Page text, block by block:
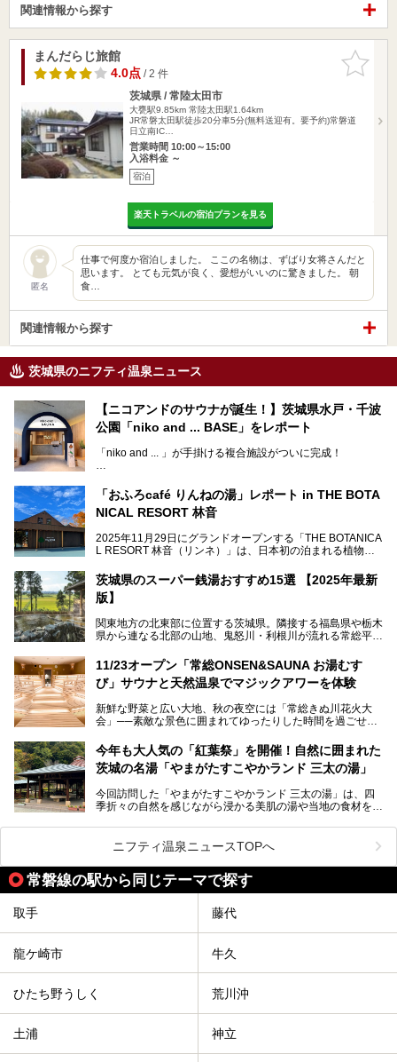
関連情報から探す
お気に入
りに追加
まんだらじ旅館
4.0点/ 2 件
茨城県 / 常陸太田市
大甕駅9.85km 常陸太田駅1.64km
JR常磐太田駅徒歩20分車5分(無料送迎有。要予約)常磐道
日立南IC…
営業時間 10:00～15:00
入浴料金 ～
宿泊
楽天トラベルの宿泊プランを見る
匿名
仕事で何度か宿泊しました。 ここの名物は、ずばり女将さんだと
思います。 とても元気が良く、愛想がいいのに驚きました。 朝
食…
関連情報から探す
茨城県のニフティ温泉ニュース
【ニコアンドのサウナが誕生！】茨城県水戸・千波
公園「niko and ... BASE」をレポート
「niko and ... 」が手掛ける複合施設がついに完成！
茨城県水戸・千波公園に2026年4月23日（木）待望のオー
プンを迎えます。
この記事では、オープンに先駆けプレス向けに行われた体験
施設を体験してきました！
「おふろcafé りんねの湯」レポート in THE BOTA
NICAL RESORT 林音
2025年11月29日にグランドオープンする「THE BOTANICA
L RESORT 林音（リンネ）」は、日本初の泊まれる植物
験型リゾートです。その中でも注目されているのが「おふろ
café りんねの湯」。内覧会に参加して、ひと足お先に体験
してきました。
茨城県のスーパー銭湯おすすめ15選 【2025年最新
版】
関東地方の北東部に位置する茨城県。隣接する福島県や栃木
県から連なる北部の山地、鬼怒川・利根川が流れる常総平野
に日立や大洗、鹿島など数々の漁港が並ぶ東部の太平洋岸
と、同じ県内でもさまざまな景色を見られるのが魅力です。
が特徴的。なかでもおすすめのスーパー銭湯をご紹介しま
す。
11/23オープン「常総ONSEN&SAUNA お湯むす
び」サウナと天然温泉でマジックアワーを体験
新鮮な野菜と広い大地、秋の夜空には「常総きぬ川花火大
会」──素敵な景色に囲まれてゆったりした時間を過ごせる
温浴施設「常総ONSEN&SAUNA お湯むすび」がオープンし
ます。
業施設の一角に構えられた店内では、関東最大級となる合計
10室のサウナと自家源泉温泉、高濃度炭酸泉を満喫でき、
今年も大人気の「紅葉祭」を開催！自然に囲まれた
茨城の名湯「やまがたすこやかランド 三太の湯」
今回訪問した「やまがたすこやかランド 三太の湯」は、四
季折々の自然を感じながら浸かる美肌の湯や当地の食材を使
紅葉シーズンを迎えた11月は、より多くの人に絶景入浴を
楽しんでもらえるよう、「紅葉祭」をはじめ、さまざまなサ
ービスやイベントが実施されます。
※2024年の紅葉祭は終了いたしました。
ニフティ温泉ニュースTOPへ
常磐線の駅から同じテーマで探す
取手 藤代
龍ケ崎市 牛久
ひたち野うしく 荒川沖
土浦 神立